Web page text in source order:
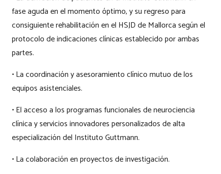
fase aguda en el momento óptimo, y su regreso para
consiguiente rehabilitación en el HSJD de Mallorca según el
protocolo de indicaciones clínicas establecido por ambas
partes.
• La coordinación y asesoramiento clínico mutuo de los
equipos asistenciales.
• El acceso a los programas funcionales de neurociencia
clínica y servicios innovadores personalizados de alta
especialización del Instituto Guttmann.
• La colaboración en proyectos de investigación.